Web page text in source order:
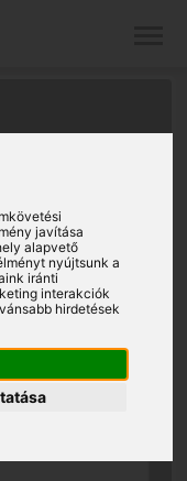
javítása
alapvető
nyújtsunk a
iránti
interakciók
hirdetések